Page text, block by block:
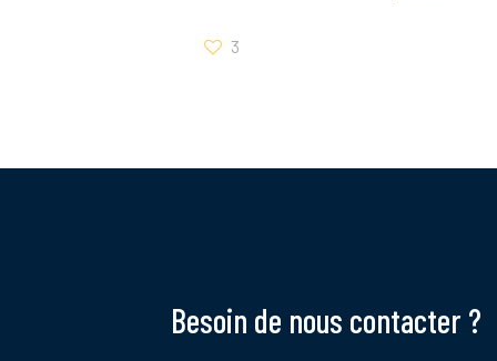
3
Besoin de nous contacter ?